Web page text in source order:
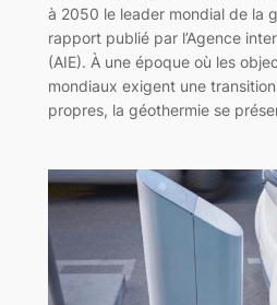
à 2050 le leader mondial de la
rapport publié par l’Agence
(AIE). À une époque où les
mondiaux exigent une
propres, la géothermie se